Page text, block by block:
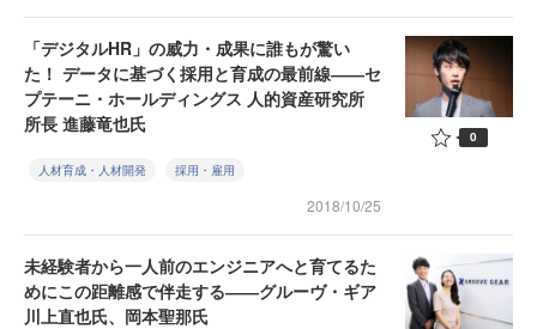
「デジタルHR」の威力・成果に誰もが驚い
た！ データに基づく採用と育成の最前線――セ
プテーニ・ホールディングス 人的資産研究所
所長 進藤竜也氏
人材育成・人材開発 採用・雇用
2018/10/25
0
未経験者から一人前のエンジニアへと育てるた
めにこの距離感で伴走する――グルーヴ・ギア
川上直也氏、岡本聖那氏